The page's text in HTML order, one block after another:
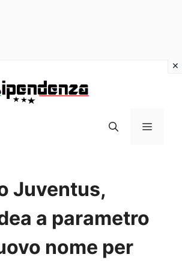
MENU
Juventus,
a parametro
nome per